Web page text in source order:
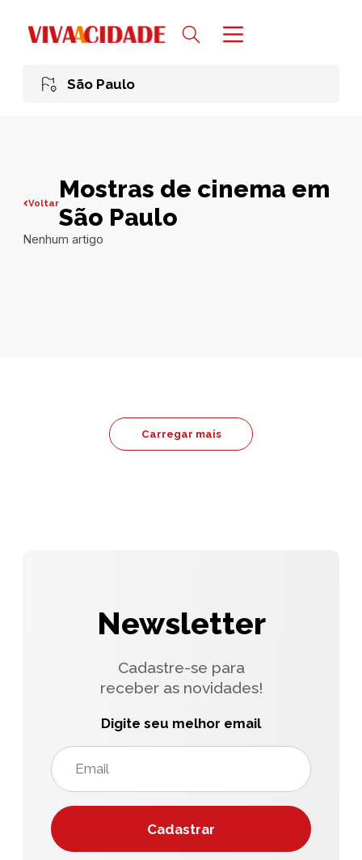
São Paulo
VoltarMostras de cinema em
São Paulo
Nenhum artigo
Carregar mais
Newsletter
Cadastre-se para
receber as novidades!
Digite seu melhor email